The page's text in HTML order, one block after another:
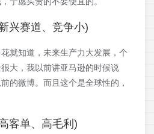
兴赛道、竞争小)
就知道，未来生产力大发展，个
大，我以前讲亚马逊的时候说
的微博。而且这个是全球性的，
客单、高毛利)